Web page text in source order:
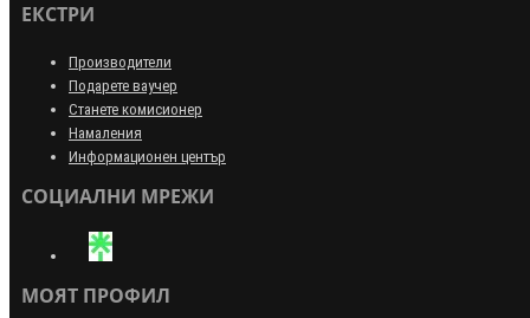
ЕКСТРИ
Производители
Подарете ваучер
Станете комисионер
Намаления
Информационен център
СОЦИАЛНИ МРЕЖИ
МОЯТ ПРОФИЛ